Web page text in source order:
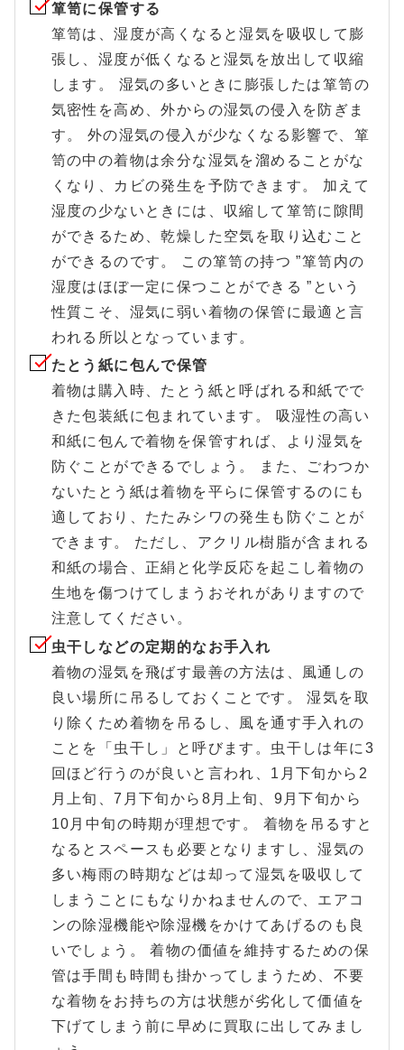
箪笥に保管する
箪笥は、湿度が高くなると湿気を吸収して膨
張し、湿度が低くなると湿気を放出して収縮
します。 湿気の多いときに膨張したは箪笥の
気密性を高め、外からの湿気の侵入を防ぎま
す。 外の湿気の侵入が少なくなる影響で、箪
笥の中の着物は余分な湿気を溜めることがな
くなり、カビの発生を予防できます。 加えて
湿度の少ないときには、収縮して箪笥に隙間
ができるため、乾燥した空気を取り込むこと
ができるのです。 この箪笥の持つ ”箪笥内の
湿度はほぼ一定に保つことができる ”という
性質こそ、湿気に弱い着物の保管に最適と言
われる所以となっています。
たとう紙に包んで保管
着物は購入時、たとう紙と呼ばれる和紙でで
きた包装紙に包まれています。 吸湿性の高い
和紙に包んで着物を保管すれば、より湿気を
防ぐことができるでしょう。 また、ごわつか
ないたとう紙は着物を平らに保管するのにも
適しており、たたみシワの発生も防ぐことが
できます。 ただし、アクリル樹脂が含まれる
和紙の場合、正絹と化学反応を起こし着物の
生地を傷つけてしまうおそれがありますので
注意してください。
虫干しなどの定期的なお手入れ
着物の湿気を飛ばす最善の方法は、風通しの
良い場所に吊るしておくことです。 湿気を取
り除くため着物を吊るし、風を通す手入れの
ことを「虫干し」と呼びます。虫干しは年に3
回ほど行うのが良いと言われ、1月下旬から2
月上旬、7月下旬から8月上旬、9月下旬から
10月中旬の時期が理想です。 着物を吊るすと
なるとスペースも必要となりますし、湿気の
多い梅雨の時期などは却って湿気を吸収して
しまうことにもなりかねませんので、エアコ
ンの除湿機能や除湿機をかけてあげるのも良
いでしょう。 着物の価値を維持するための保
管は手間も時間も掛かってしまうため、不要
な着物をお持ちの方は状態が劣化して価値を
下げてしまう前に早めに買取に出してみまし